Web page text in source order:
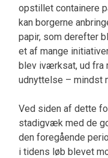
opstillet containere
kan borgerne
papir, som derefter
et af mange
blev iværksat, ud fra
udnyttelse – mindst
Ved siden af dette
stadigvæk med de
den foregående
i tidens løb blevet